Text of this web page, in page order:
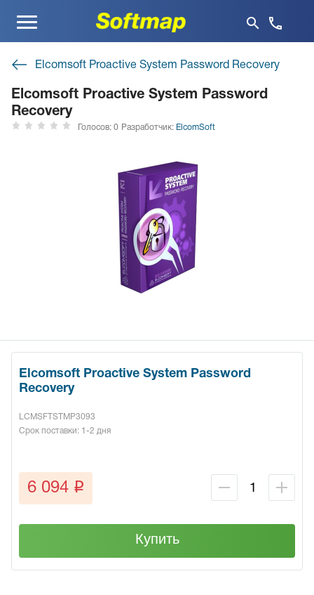
Меню
Elcomsoft Proactive System Password Recovery
Elcomsoft Proactive System Password
Recovery
Голосов: 0 Разработчик: ElcomSoft
Elcomsoft Proactive System Password
Recovery
LCMSFTSTMP3093
Срок поставки: 1-2 дня
6 094 q
Купить